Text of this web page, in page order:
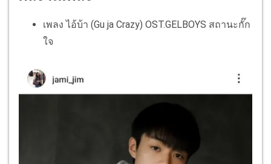
เพลง ไอ้บ้า (Gu ja Crazy) OST.GELBOYS สถานะกั๊ก
ใจ